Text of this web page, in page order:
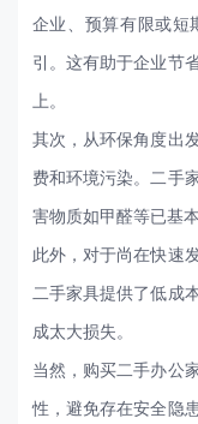
企业、预算有限或短
引。这有助于企业节
上。
其次，从环保角度出
费和环境污染。二手
害物质如甲醛等已基
此外，对于尚在快速
二手家具提供了低成
成太大损失。
当然，购买二手办公
性，避免存在安全隐